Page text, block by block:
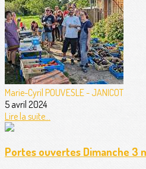
Marie-Cyril POUVESLE - JANICOT
5 avril 2024
Lire la suite...
Portes ouvertes Dimanche 3